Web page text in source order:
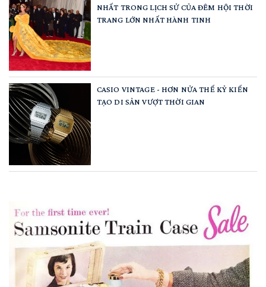
NHẤT TRONG LỊCH SỬ CỦA ĐÊM HỘI THỜI
TRANG LỚN NHẤT HÀNH TINH
CASIO VINTAGE - HƠN NỬA THẾ KỶ KIẾN
TẠO DI SẢN VƯỢT THỜI GIAN